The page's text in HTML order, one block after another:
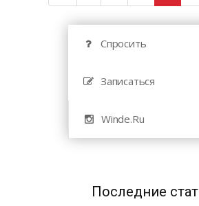
Спросить
Записаться
Winde.Ru
Последние